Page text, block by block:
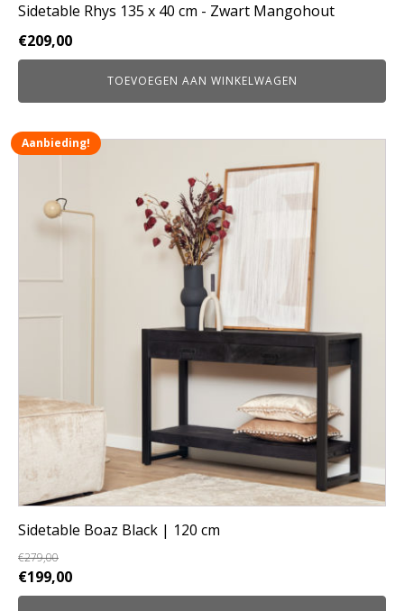
Sidetable Rhys 135 x 40 cm - Zwart Mangohout
€209,00
TOEVOEGEN AAN WINKELWAGEN
Aanbieding!
Sidetable Boaz Black | 120 cm
€279,00
Oorspronkelijke
prijs
€199,00Huidige
prijs